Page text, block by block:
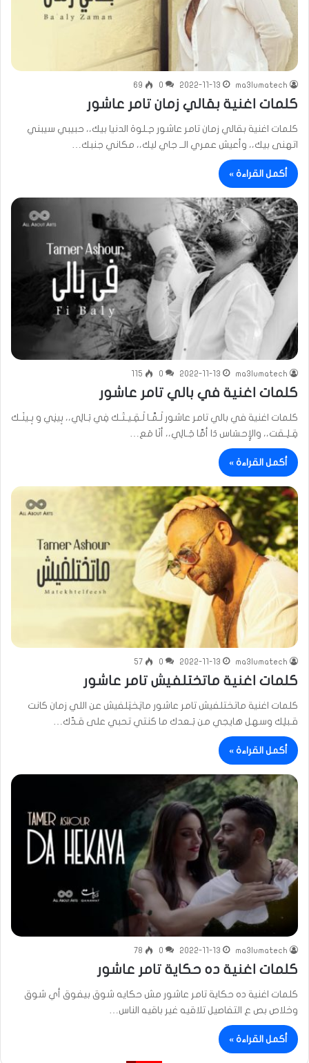
ma3lumatech
2022-11-13
0
69
كلمات اغنية بقالي زمان تامر عاشور
كلمات اغنية بقالي زمان تامر عاشور حِـلوة الدنيا بيك،، حبيبي سيبني
اتهنى بيك،، وأعيش عمري الــ جاي ليك،، مكاني جنبك…
أكمل القراءة »
ma3lumatech
2022-11-13
0
115
كلمات اغنية في بالي تامر عاشور
كلمات اغنية في بالي تامر عاشور لَـمَّـا لَـقِـيـتَـك فِي بَـالِي،، بِينِي و بِـينَـك
قِـلِـقت،، والإِحسَاس دَا أمَّا جَـالِي،، أنَا مَع…
أكمل القراءة »
ma3lumatech
2022-11-13
0
57
كلمات اغنية ماتختلفيش تامر عاشور
كلمات اغنية ماتختلفيش تامر عاشور ماتِختِلفيش عن اللي زمان كانت
قـبلِك وسهل هايجي من بَـعدك ما كنتي تحبي على قـدّك…
أكمل القراءة »
ma3lumatech
2022-11-13
0
78
كلمات اغنية ده حكاية تامر عاشور
كلمات اغنية ده حكاية تامر عاشور مش حكايه شوق بيفوق أي شوق
وخلاص بص ع التفاصيل تلاقيه غير باقيه الناس…
أكمل القراءة »